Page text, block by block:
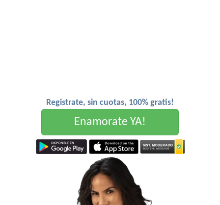
Registrate, sin cuotas, 100% gratis!
Enamorate YA!